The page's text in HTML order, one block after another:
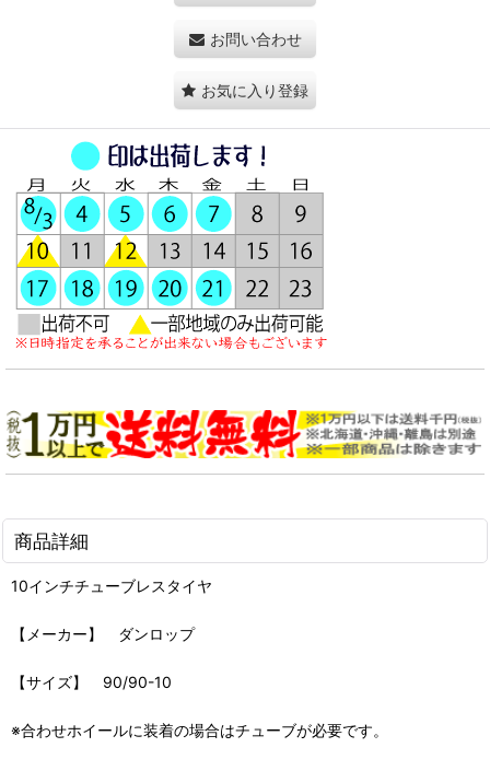
お問い合わせ
お気に入り登録
商品詳細
10インチチューブレスタイヤ
【メーカー】 ダンロップ
【サイズ】 90/90-10
※合わせホイールに装着の場合はチューブが必要です。